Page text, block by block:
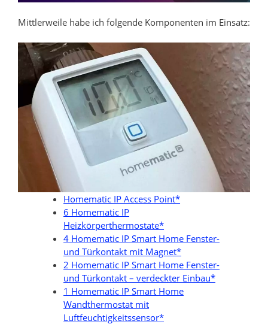
Mittlerweile habe ich folgende Komponenten im Einsatz:
Homematic IP Access Point*
6 Homematic IP
Heizkörperthermostate*
4 Homematic IP Smart Home Fenster-
und Türkontakt mit Magnet*
2 Homematic IP Smart Home Fenster-
und Türkontakt – verdeckter Einbau*
1 Homematic IP Smart Home
Wandthermostat mit
Luftfeuchtigkeitssensor*